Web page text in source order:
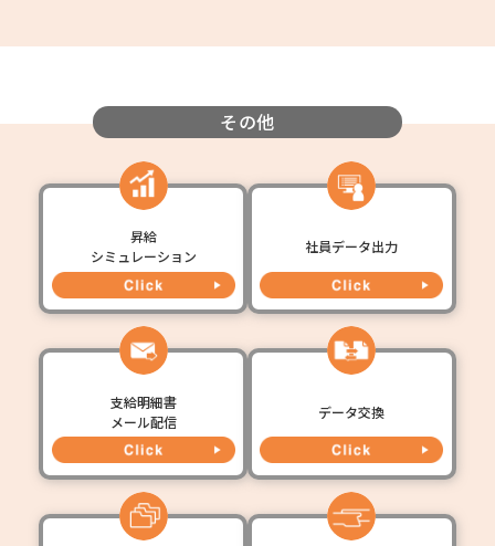
その他
昇給
シミュレーション
社員データ出力
支給明細書
メール配信
データ交換